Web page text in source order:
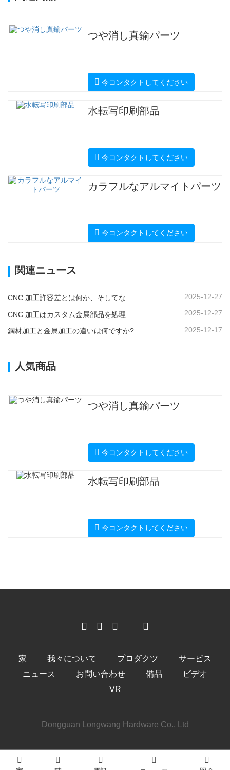
つや消し真鍮パーツ
今コンタクトしてください
水転写印刷部品
今コンタクトしてください
カラフルなアルマイトパーツ
今コンタクトしてください
関連ニュース
CNC 加工許容差とは何か、そしてなぜそれが重要なのか? 2025-12-27
2025-12-27
鋼材加工と金属加工の違いは何ですか? 2025-12-17
人気商品
つや消し真鍮パーツ
今コンタクトしてください
水転写印刷部品
今コンタクトしてください
家 我々について プロダクツ
サービス
ニュース
お問い合わせ 備品
ビデオ
VR
Dongguan Longwang Hardware Co., Ltd